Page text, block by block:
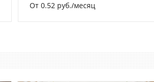
От 0.52 руб./месяц